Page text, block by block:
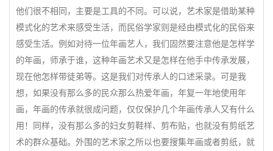
他们很不相同，主要是工具的不同。可以说，艺术家是借助某种
模式化的艺术来感受生活，而民俗学家则是经由模式化的民俗来
感受生活。例如对待一位年画艺人，我们固然要注意他是怎样学
的年画，师承于谁，这种年画艺术又是怎样在他手中传承发展，
现在他怎样带徒弟等。这是我们对传承人的口述采录。可是我
想，如果没有那么多的民众那么热爱年画，年复一年地使用年
画，年画的传承就很成问题，仅仅保护几个年画传承人又有什么
用！同样，没有那么多的妇女剪鞋样、剪布贴，也就没有剪纸艺
术的群众基础。外围的艺术家之所以也要搜集年画或者剪纸，就